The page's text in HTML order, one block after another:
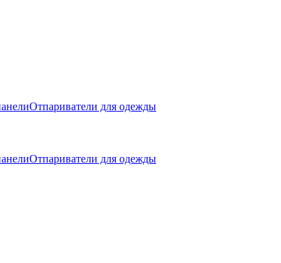
Отпариватели для одежды
Отпариватели для одежды